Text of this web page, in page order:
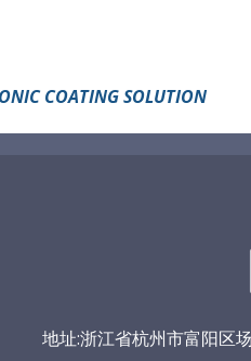
COATING SOLUTION
地址:浙江省杭州市富阳区